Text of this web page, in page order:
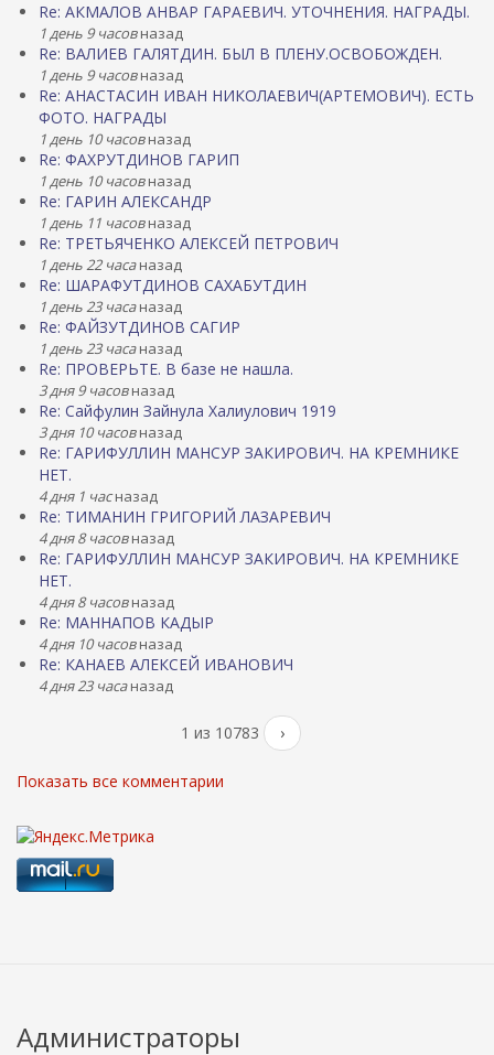
Re: АКМАЛОВ АНВАР ГАРАЕВИЧ. УТОЧНЕНИЯ. НАГРАДЫ.
1 день 9 часовназад
Re: ВАЛИЕВ ГАЛЯТДИН. БЫЛ В ПЛЕНУ.ОСВОБОЖДЕН.
1 день 9 часовназад
Re: АНАСТАСИН ИВАН НИКОЛАЕВИЧ(АРТЕМОВИЧ). ЕСТЬ
ФОТО. НАГРАДЫ
1 день 10 часовназад
Re: ФАХРУТДИНОВ ГАРИП
1 день 10 часовназад
Re: ГАРИН АЛЕКСАНДР
1 день 11 часовназад
Re: ТРЕТЬЯЧЕНКО АЛЕКСЕЙ ПЕТРОВИЧ
1 день 22 часаназад
Re: ШАРАФУТДИНОВ САХАБУТДИН
1 день 23 часаназад
Re: ФАЙЗУТДИНОВ САГИР
1 день 23 часаназад
Re: ПРОВЕРЬТЕ. В базе не нашла.
3 дня 9 часовназад
Re: Сайфулин Зайнула Халиулович 1919
3 дня 10 часовназад
Re: ГАРИФУЛЛИН МАНСУР ЗАКИРОВИЧ. НА КРЕМНИКЕ
НЕТ.
4 дня 1 часназад
Re: ТИМАНИН ГРИГОРИЙ ЛАЗАРЕВИЧ
4 дня 8 часовназад
Re: ГАРИФУЛЛИН МАНСУР ЗАКИРОВИЧ. НА КРЕМНИКЕ
НЕТ.
4 дня 8 часовназад
Re: МАННАПОВ КАДЫР
4 дня 10 часовназад
Re: КАНАЕВ АЛЕКСЕЙ ИВАНОВИЧ
4 дня 23 часаназад
1 из 10783 ›
Показать все комментарии
Администраторы